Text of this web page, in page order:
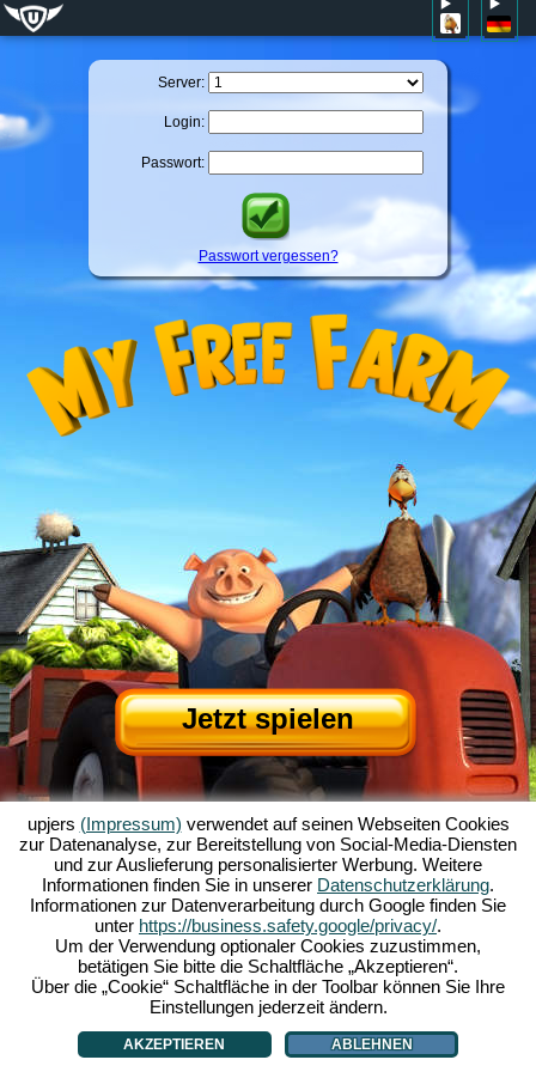
Server:
Login:
Passwort:
Passwort vergessen?
Jetzt spielen
Über My Free Farm |Die Story zum Browserspiel Die Features|AGB |
Impressum |Datenschutzerklärung|Regeln|Forum|Support|Spielinfo
My Free Farm 2 App|Google Play| App Store|
Browsergames - Upjers.com|Cookies verwalten
upjers (Impressum) verwendet auf seinen Webseiten Cookies
zur Datenanalyse, zur Bereitstellung von Social-Media-Diensten
und zur Auslieferung personalisierter Werbung. Weitere
Informationen finden Sie in unserer Datenschutzerklärung.
Informationen zur Datenverarbeitung durch Google finden Sie
unter https://business.safety.google/privacy/.
Um der Verwendung optionaler Cookies zuzustimmen,
betätigen Sie bitte die Schaltfläche „Akzeptieren“.
Über die „Cookie“ Schaltfläche in der Toolbar können Sie Ihre
Einstellungen jederzeit ändern.
AKZEPTIEREN ABLEHNEN